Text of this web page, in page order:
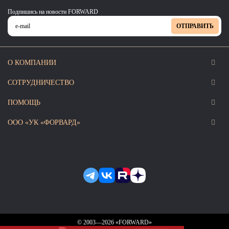
Подпишись на новости FORWARD
ОТПРАВИТЬ
О КОМПАНИИ
СОТРУДНИЧЕСТВО
ПОМОЩЬ
ООО «УК «ФОРВАРД»
© 2003—2026 «FORWARD»